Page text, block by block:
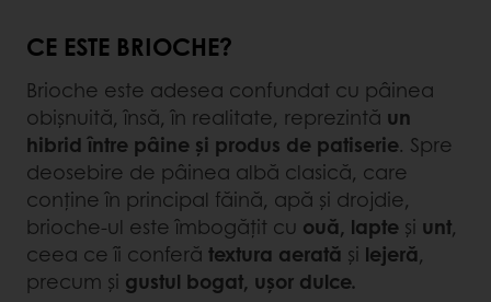
CE ESTE BRIOCHE?
Brioche este adesea confundat cu pâinea
obișnuită, însă, în realitate, reprezintă un
hibrid între pâine și produs de patiserie. Spre
deosebire de pâinea albă clasică, care
conține în principal făină, apă și drojdie,
brioche-ul este îmbogățit cu ouă, lapte și unt,
ceea ce îi conferă textura aerată și lejeră,
precum și gustul bogat, ușor dulce.